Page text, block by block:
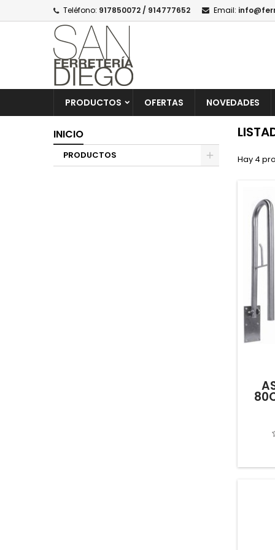
Teléfono: 917850072 / 914777652 Email:
PRODUCTOS OFERTAS NOVEDADES
INICIO
PRODUCTOS Hay 4